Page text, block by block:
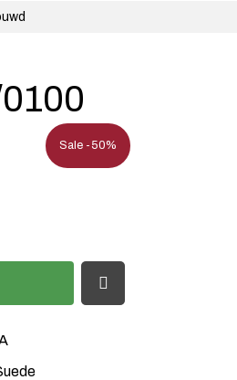
Sale -50%